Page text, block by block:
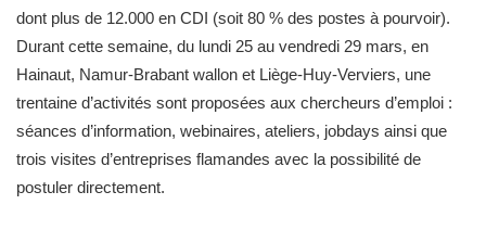
dont plus de 12.000 en CDI (soit 80 % des postes à pourvoir).
Durant cette semaine, du lundi 25 au vendredi 29 mars, en
Hainaut, Namur-Brabant wallon et Liège-Huy-Verviers, une
trentaine d’activités sont proposées aux chercheurs d’emploi :
séances d’information, webinaires, ateliers, jobdays ainsi que
trois visites d’entreprises flamandes avec la possibilité de
postuler directement.